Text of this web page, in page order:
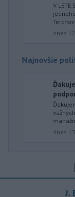
V LETE
dnes
Najnovšie
dnes
J.